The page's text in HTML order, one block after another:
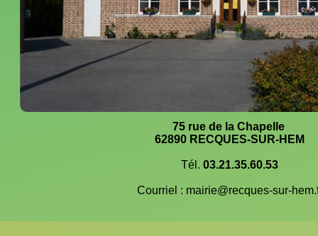
75 rue de la Chapelle
62890 RECQUES-SUR-HEM
Tél. 03.21.35.60.53
Courriel : mairie@recques-sur-